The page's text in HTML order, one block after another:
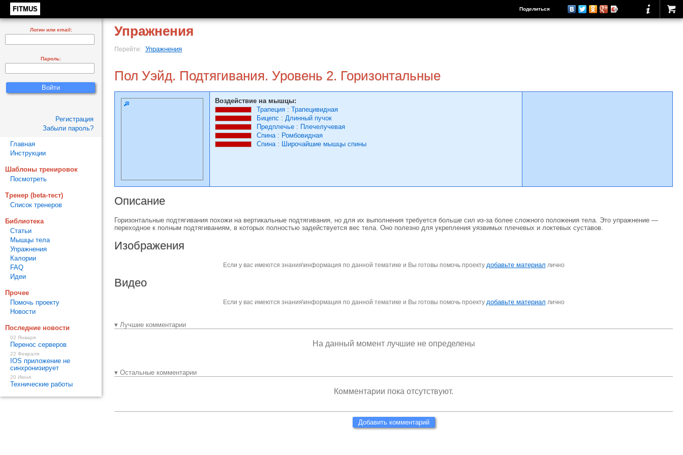
FITMUS Поделиться
Упражнения
Перейти: Упражнения
Пол Уэйд. Подтягивания. Уровень 2. Горизонтальные
Воздействие на мышцы:
Трапеция : Трапецивидная
Бицепс : Длинный пучок
Предплечье : Плечелучевая
Спина: Ромбовидная
Спина: Широчайшие мышцы спины
Описание
Горизонтальные подтягивания похожи на вертикальные подтягивания, но для их выполнения требуется больше сил из-за более сложного положения тела. Это упражнение —
переходное к полным подтягиваниям, в которых полностью задействуется вес тела. Оно полезно для укрепления уязвимых плечевых и локтевых суставов.
Изображения
Если у вас имеются знания\информация по данной тематике и Вы готовы помочь проекту добавьте материал лично
Видео
Если у вас имеются знания\информация по данной тематике и Вы готовы помочь проекту добавьте материал лично
▾ Лучшие комментарии
На данный момент лучшие не определены
▾ Остальные комментарии
Комментарии пока отсутствуют.
Добавить комментарий
Логин или email:
Пароль:
Регистрация
Забыли пароль?
Главная
Инструкции
Шаблоны тренировок
Посмотреть
Тренер (beta-тест)
Список тренеров
Библиотека
Статьи
Мышцы тела
Упражнения
Калории
FAQ
Идеи
Прочее
Помочь проекту
Новости
Последние новости
02 Января
Перенос серверов
22 Февраля
IOS приложение не
синхронизирует
20 Июня
Технические работы